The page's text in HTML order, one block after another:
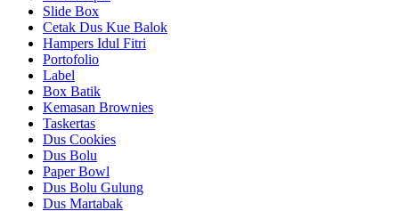
Slide Box
Cetak Dus Kue Balok
Hampers Idul Fitri
Portofolio
Label
Box Batik
Kemasan Brownies
Taskertas
Dus Cookies
Dus Bolu
Paper Bowl
Dus Bolu Gulung
Dus Martabak